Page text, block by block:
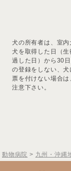
犬の所有者は、室
犬を取得した日（
過した日）から30
の登録をしない、
票を付けない場合
注意下さい。
動物病院 > 九州・沖縄